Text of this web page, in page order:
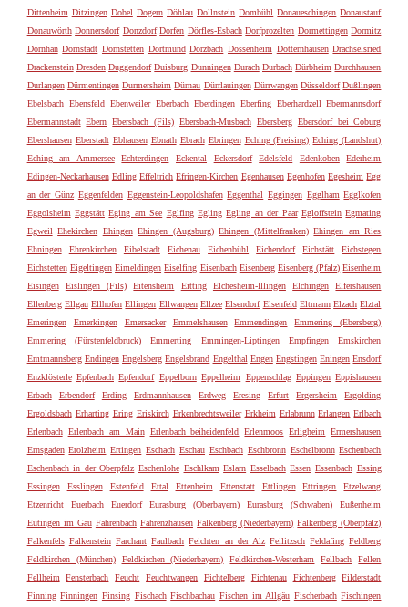
Dittenheim Ditzingen Dobel Dogern Döhlau Dollnstein Dombühl Donaueschingen Donaustauf
Donauwörth Donnersdorf Donzdorf Dorfen Dörfles-Esbach Dorfprozelten Dormettingen Dormitz
Dornhan Dornstadt Dornstetten Dortmund Dörzbach Dossenheim Dotternhausen Drachselsried
Drackenstein Dresden Duggendorf Duisburg Dunningen Durach Durbach Dürbheim Durchhausen
Durlangen Dürmentingen Durmersheim Dürnau Dürrlauingen Dürrwangen Düsseldorf Dußlingen
Ebelsbach Ebensfeld Ebenweiler Eberbach Eberdingen Eberfing Eberhardzell Ebermannsdorf
Ebermannstadt Ebern Ebersbach (Fils) Ebersbach-Musbach Ebersberg Ebersdorf bei Coburg
Ebershausen Eberstadt Ebhausen Ebnath Ebrach Ebringen Eching (Freising) Eching (Landshut)
Eching am Ammersee
Echterdingen Eckental Eckersdorf Edelsfeld Edenkoben
Ederheim
Edingen-Neckarhausen Edling Effeltrich Efringen-Kirchen Egenhausen Egenhofen Egesheim Egg
an der Günz Eggenfelden Eggenstein-Leopoldshafen Eggenthal Eggingen Egglham Egglkofen
Eggolsheim Eggstätt Eging am See Eglfing Egling Egling an der Paar Egloffstein Egmating
Egweil Ehekirchen Ehingen Ehingen (Augsburg) Ehingen (Mittelfranken) Ehingen am Ries
Ehningen
Ehrenkirchen Eibelstadt Eichenau Eichenbühl Eichendorf Eichstätt
Eichstegen
Eichstetten Eigeltingen Eimeldingen Eiselfing Eisenbach Eisenberg Eisenberg (Pfalz) Eisenheim
Eisingen
Eislingen (Fils) Eitensheim Eitting Elchesheim-Illingen Elchingen
Elfershausen
Ellenberg Ellgau Ellhofen Ellingen Ellwangen Ellzee Elsendorf Elsenfeld Eltmann Elzach Elztal
Emeringen
Emerkingen Emersacker Emmelshausen Emmendingen
Emmering (Ebersberg)
Emmering (Fürstenfeldbruck)
Emmerting Emmingen-Liptingen Empfingen
Emskirchen
Emtmannsberg Endingen Engelsberg Engelsbrand Engelthal Engen Engstingen Eningen Ensdorf
Enzklösterle Epfenbach Epfendorf Eppelborn Eppelheim Eppenschlag Eppingen Eppishausen
Erbach
Erbendorf Erding Erdmannhausen Erdweg Eresing Erfurt Ergersheim
Ergolding
Ergoldsbach Erharting Ering Eriskirch Erkenbrechtsweiler Erkheim Erlabrunn Erlangen Erlbach
Erlenbach Erlenbach am Main Erlenbach beiheidenfeld Erlenmoos Erligheim
Ermershausen
Ernsgaden Erolzheim Ertingen Eschach Eschau Eschbach Eschbronn Eschelbronn Eschenbach
Eschenbach in der Oberpfalz Eschenlohe Eschlkam Eslarn Esselbach Essen Essenbach Essing
Essingen
Esslingen Estenfeld Ettal Ettenheim Ettenstatt Ettlingen Ettringen
Etzelwang
Etzenricht
Euerbach Euerdorf Eurasburg (Oberbayern) Eurasburg (Schwaben)
Eußenheim
Eutingen im Gäu Fahrenbach Fahrenzhausen Falkenberg (Niederbayern) Falkenberg (Oberpfalz)
Falkenfels Falkenstein Farchant Faulbach Feichten an der Alz Feilitzsch Feldafing Feldberg
Feldkirchen (München)
Feldkirchen (Niederbayern) Feldkirchen-Westerham Fellbach
Fellen
Fellheim
Fensterbach Feucht Feuchtwangen Fichtelberg Fichtenau Fichtenberg
Filderstadt
Finning Finningen Finsing Fischach Fischbachau Fischen im Allgäu Fischerbach Fischingen